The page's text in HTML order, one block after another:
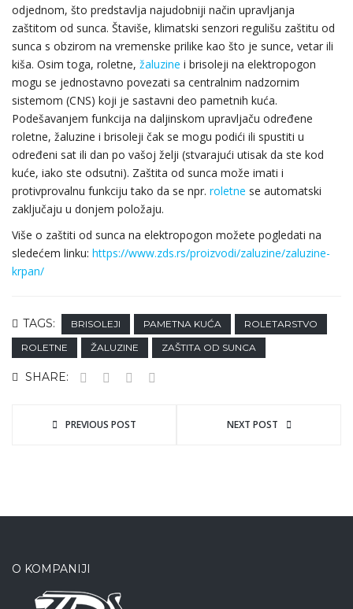
odjednom, što predstavlja najudobniji način upravljanja
zaštitom od sunca. Štaviše, klimatski senzori regulišu zaštitu od
sunca s obzirom na vremenske prilike kao što je sunce, vetar ili
kiša. Osim toga, roletne, žaluzine i brisoleji na elektropogon
mogu se jednostavno povezati sa centralnim nadzornim
sistemom (CNS) koji je sastavni deo pametnih kuća.
Podešavanjem funkcija na daljinskom upravljaču određene
roletne, žaluzine i brisoleji čak se mogu podići ili spustiti u
određeni sat ili dan po vašoj želji (stvarajući utisak da ste kod
kuće, iako ste odsutni). Zaštita od sunca može imati i
protivprovalnu funkciju tako da se npr. roletne se automatski
zaključaju u donjem položaju.
Više o zaštiti od sunca na elektropogon možete pogledati na
sledećem linku: https://www.zds.rs/proizvodi/zaluzine/zaluzine-
krpan/
TAGS: BRISOLEJI PAMETNA KUĆA
ROLETARSTVO
ROLETNE
ŽALUZINE ZAŠTITA OD SUNCA
SHARE:
PREVIOUS POST NEXT POST
O KOMPANIJI